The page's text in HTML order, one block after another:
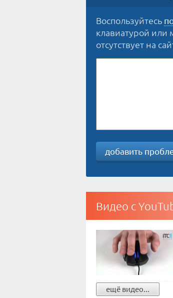
Воспользуйтесь
клавиатурой или
отсутствует на
добавить
Видео с
ещё видео...